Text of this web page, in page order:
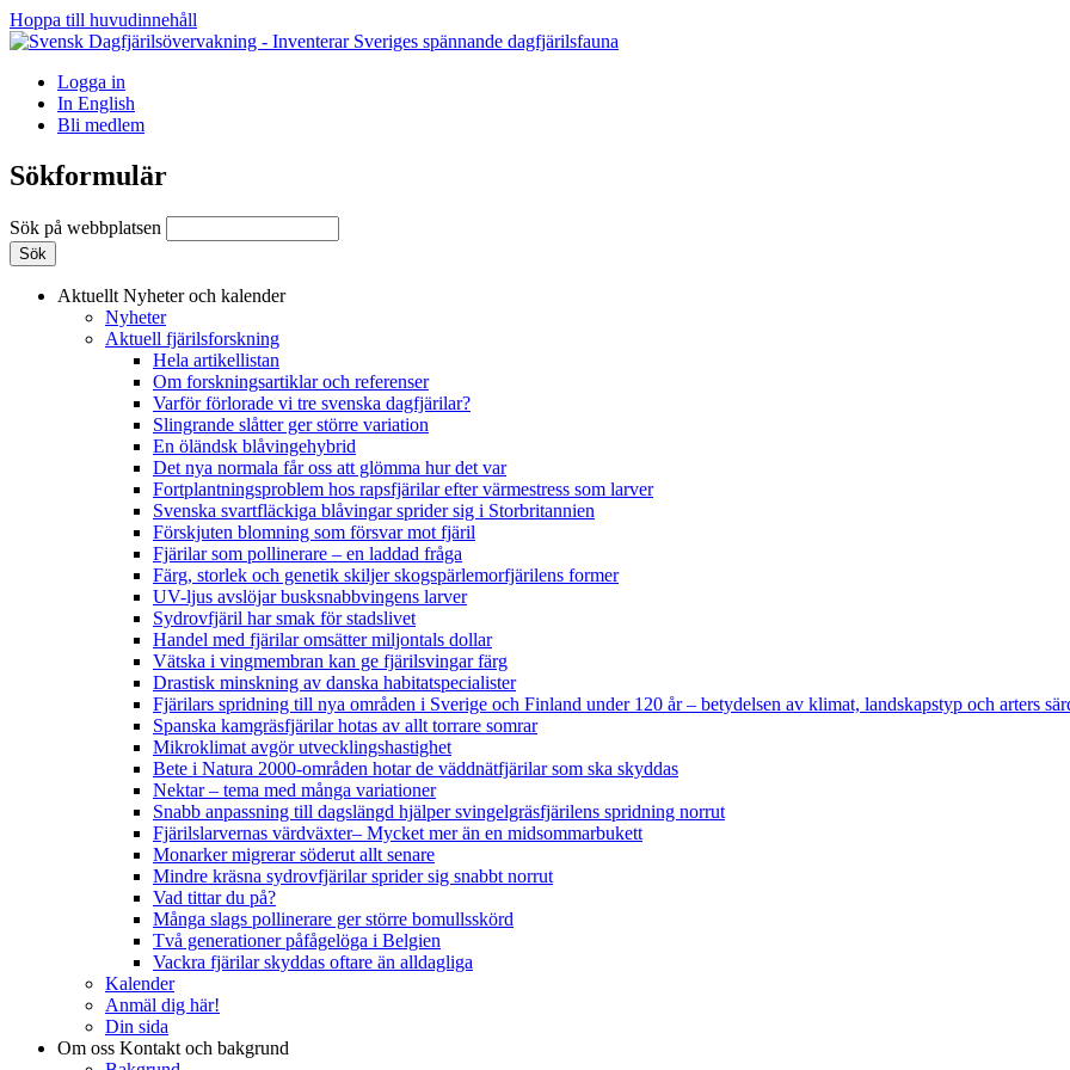
Hoppa till huvudinnehåll
Logga in
In English
Bli medlem
Sökformulär
Sök på webbplatsen
Aktuellt Nyheter och kalender
Nyheter
Aktuell fjärilsforskning
Hela artikellistan
Om forskningsartiklar och referenser
Varför förlorade vi tre svenska dagfjärilar?
Slingrande slåtter ger större variation
En öländsk blåvingehybrid
Det nya normala får oss att glömma hur det var
Fortplantningsproblem hos rapsfjärilar efter värmestress som larver
Svenska svartfläckiga blåvingar sprider sig i Storbritannien
Förskjuten blomning som försvar mot fjäril
Fjärilar som pollinerare – en laddad fråga
Färg, storlek och genetik skiljer skogspärlemorfjärilens former
UV-ljus avslöjar busksnabbvingens larver
Sydrovfjäril har smak för stadslivet
Handel med fjärilar omsätter miljontals dollar
Vätska i vingmembran kan ge fjärilsvingar färg
Drastisk minskning av danska habitatspecialister
Fjärilars spridning till nya områden i Sverige och Finland under 120 år– betydelsen av klimat, landskapstyp och arters
Spanska kamgräsfjärilar hotas av allt torrare somrar
Mikroklimat avgör utvecklingshastighet
Bete i Natura 2000-områden hotar de väddnätfjärilar som ska skyddas
Nektar – tema med många variationer
Snabb anpassning till dagslängd hjälper svingelgräsfjärilens spridning norrut
Fjärilslarvernas värdväxter– Mycket mer än en midsommarbukett
Monarker migrerar söderut allt senare
Mindre kräsna sydrovfjärilar sprider sig snabbt norrut
Vad tittar du på?
Många slags pollinerare ger större bomullsskörd
Två generationer påfågelöga i Belgien
Vackra fjärilar skyddas oftare än alldagliga
Kalender
Anmäl dig här!
Din sida
Om oss Kontakt och bakgrund